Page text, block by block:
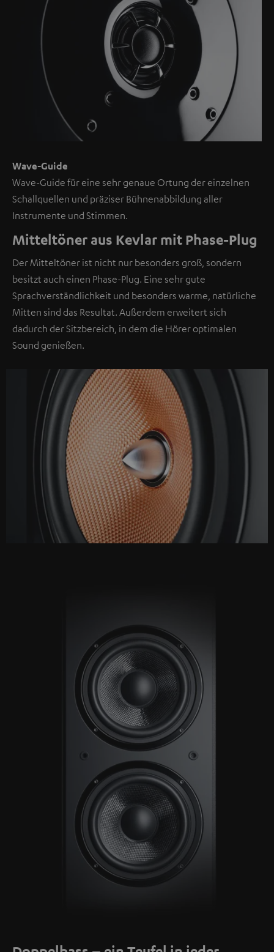
Wave-Guide
Wave-Guide für eine sehr genaue Ortung der einzelnen
Schallquellen und präziser Bühnenabbildung aller
Instrumente und Stimmen.
Mitteltöner aus Kevlar mit Phase-Plug
Der Mitteltöner ist nicht nur besonders groß, sondern
besitzt auch einen Phase-Plug. Eine sehr gute
Sprachverständlichkeit und besonders warme, natürliche
Mitten sind das Resultat. Außerdem erweitert sich
dadurch der Sitzbereich, in dem die Hörer optimalen
Sound genießen.